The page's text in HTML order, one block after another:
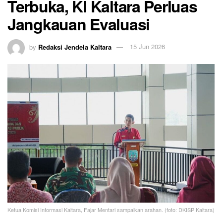
Terbuka, KI Kaltara Perluas
Jangkauan Evaluasi
by Redaksi Jendela Kaltara 15 Jun 2026
Ketua Komisi Informasi Kaltara, Fajar Mentari sampaikan arahan. (foto: DKISP Kaltara)